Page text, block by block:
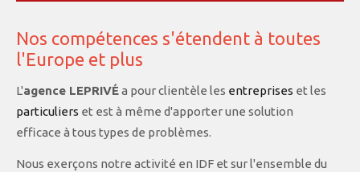
Nos compétences s'étendent à toutes
l'Europe et plus
L'agence LEPRIVÉa pour clientèle les entreprises et les
particuliers et est à même d'apporter une solution
efficace à tous types de problèmes.
Nous exerçons notre activité en IDF et sur l'ensemble du